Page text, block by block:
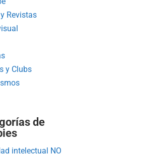
Revistas
y Clubs
de
intelectual NO